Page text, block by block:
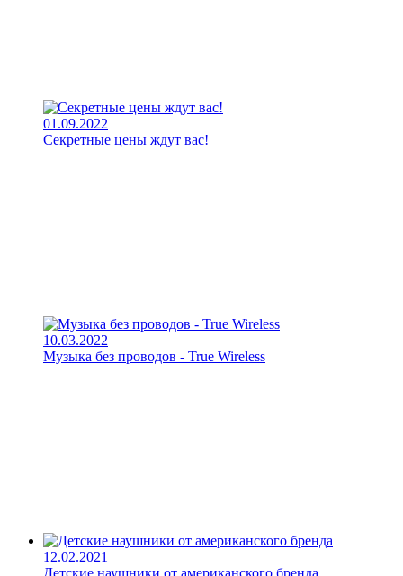
01.09.2022
Секретные цены ждут вас!
10.03.2022
Музыка без проводов - True Wireless
12.02.2021
Детские наушники от американского бренда